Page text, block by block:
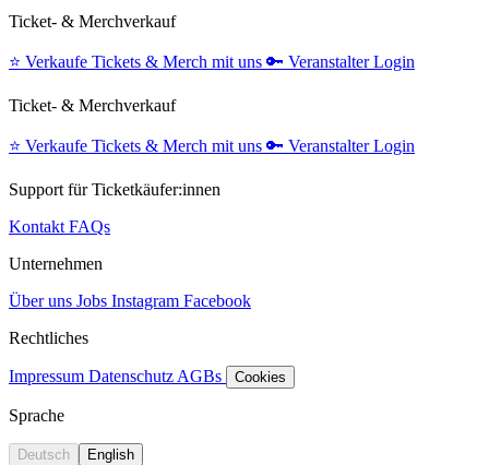
Ticket- & Merchverkauf
⭐️ Verkaufe Tickets & Merch mit uns 🔑 Veranstalter Login
Ticket- & Merchverkauf
⭐️ Verkaufe Tickets & Merch mit uns 🔑 Veranstalter Login
Support für Ticketkäufer:innen
KontaktFAQs
Unternehmen
Über uns Jobs Instagram Facebook
Rechtliches
Impressum DatenschutzAGBs Cookies
Sprache
Deutsch English